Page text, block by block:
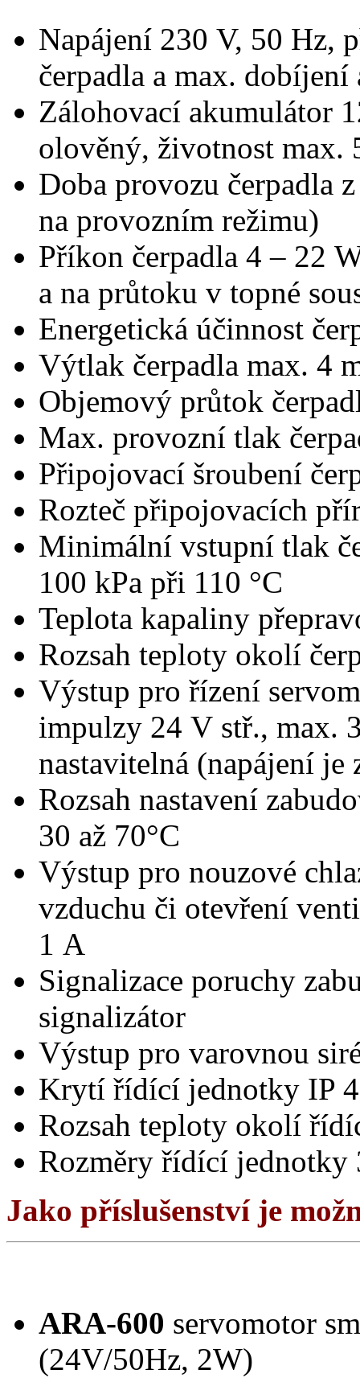
Napájení 230 V, 50 Hz,
čerpadla a max.
Zálohovací akumulátor
olověný, životnost max.
Doba provozu čerpadla
na provozním režimu)
Příkon čerpadla 4 – 22
a na průtoku v topné
Energetická účinnost
Výtlak čerpadla max. 4
Objemový průtok
Max. provozní tlak
Připojovací šroubení
Rozteč připojovacích
Minimální vstupní tlak
100 kPa při 110 °C
Teplota kapaliny
Rozsah teploty okolí
Výstup pro řízení
impulzy 24 V stř., max.
nastavitelná (napájení je
Rozsah nastavení
30 až 70°C
Výstup pro nouzové
vzduchu či otevření
1 A
Signalizace poruchy
signalizátor
Výstup pro varovnou
Krytí řídící jednotky IP
Rozsah teploty okolí
Rozměry řídící jednotky
Jako příslušenství je
ARA-600 servomotor
(24V/50Hz, 2W)